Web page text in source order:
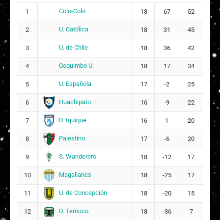
6
1
3
Milka Belén de Montserrat Sepúlveda Casich
1
4
Francisca Javiera Castillo Clare 18
5
Candy Camila Schencke Guerrero
1
Eliana Isabel Olaya Morales
DT:Claudio Quintiliani
1 Colo-Colo 18 67 52
2 U. Católica 18 31 45
3 U. de Chile 18 36 42
4 Coquimbo U. 18 17 34
5 U. Española 17 -2 25
6 Huachipato 16 -9 22
7 D. Iquique 16 1 20
8 Palestino 17 -6 20
9 S. Wanderers 18 -12 17
10 Magallanes 18 -25 17
11 U. de Concepción 18 -20 15
12 D. Temuco 18 -36 7